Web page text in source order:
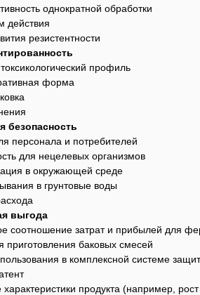
однократной обработки
действия
резистентности
профиль
форма
безопасность
персонала и потребителей
для нецелевых организмов
в окружающей среде
в грунтовые воды
выгода
соотношение затрат и прибылей для
приготовления баковых смесей
в комплексной системе
продукта (например,